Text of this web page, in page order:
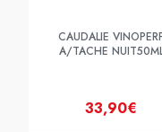
CAUDALIE
A/TACHE
33,90€